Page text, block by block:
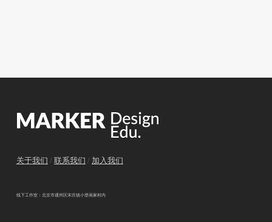
关于我们 / 联系我们 / 加入我们
线下工作室：北京市通州区宋庄镇小堡画家村内